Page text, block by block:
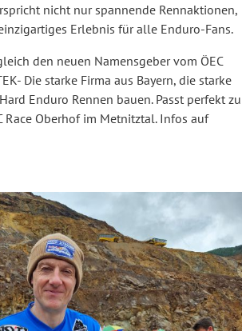
nicht nur spannende Rennaktionen,
Erlebnis für alle Enduro-Fans.
den neuen Namensgeber vom ÖEC
Die starke Firma aus Bayern, die starke
Enduro Rennen bauen. Passt perfekt zu
Race Oberhof im Metnitztal. Infos auf